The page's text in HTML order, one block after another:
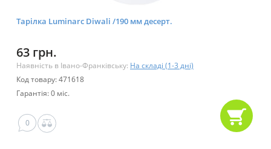
Тарілка Luminarc Diwali /190 мм десерт.
63 грн.
Наявність в Івано-Франківську: На складі (1-3 дні)
Код товару: 471618
Гарантія: 0 міс.
0